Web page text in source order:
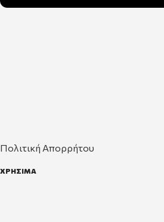
Πολιτική Απορρήτου
ΧΡΗΣΙΜΑ